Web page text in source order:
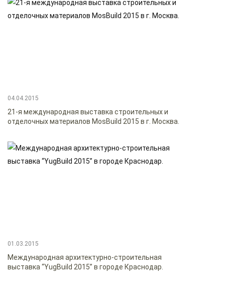
04.04.2015
21-я международная выставка строительных и
отделочных материалов MosBuild 2015 в г. Москва.
01.03.2015
Международная архитектурно-строительная
выставка “YugBuild 2015” в городе Краснодар.